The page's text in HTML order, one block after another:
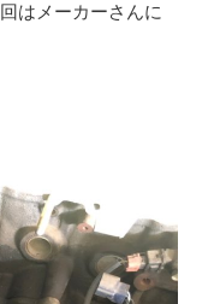
はメーカーさんに